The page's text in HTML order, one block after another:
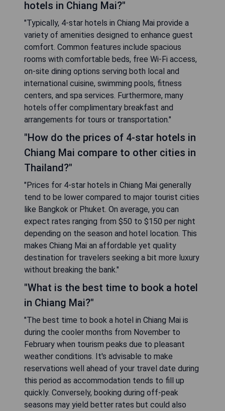
hotels in Chiang Mai?"
"Typically, 4-star hotels in Chiang Mai provide a
variety of amenities designed to enhance guest
comfort. Common features include spacious
rooms with comfortable beds, free Wi-Fi access,
on-site dining options serving both local and
international cuisine, swimming pools, fitness
centers, and spa services. Furthermore, many
hotels offer complimentary breakfast and
arrangements for tours or transportation."
"How do the prices of 4-star hotels in
Chiang Mai compare to other cities in
Thailand?"
"Prices for 4-star hotels in Chiang Mai generally
tend to be lower compared to major tourist cities
like Bangkok or Phuket. On average, you can
expect rates ranging from $50 to $150 per night
depending on the season and hotel location. This
makes Chiang Mai an affordable yet quality
destination for travelers seeking a bit more luxury
without breaking the bank."
"What is the best time to book a hotel
in Chiang Mai?"
"The best time to book a hotel in Chiang Mai is
during the cooler months from November to
February when tourism peaks due to pleasant
weather conditions. It's advisable to make
reservations well ahead of your travel date during
this period as accommodation tends to fill up
quickly. Conversely, booking during off-peak
seasons may yield better rates but could also